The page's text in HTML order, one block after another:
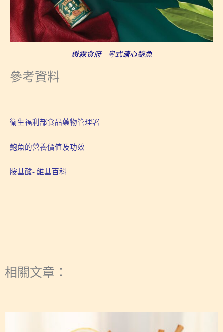
懋霖食府—粵式溏心鮑魚
參考資料
衛生福利部食品藥物管理署
鮑魚的營養價值及功效
胺基酸- 維基百科
相關文章：